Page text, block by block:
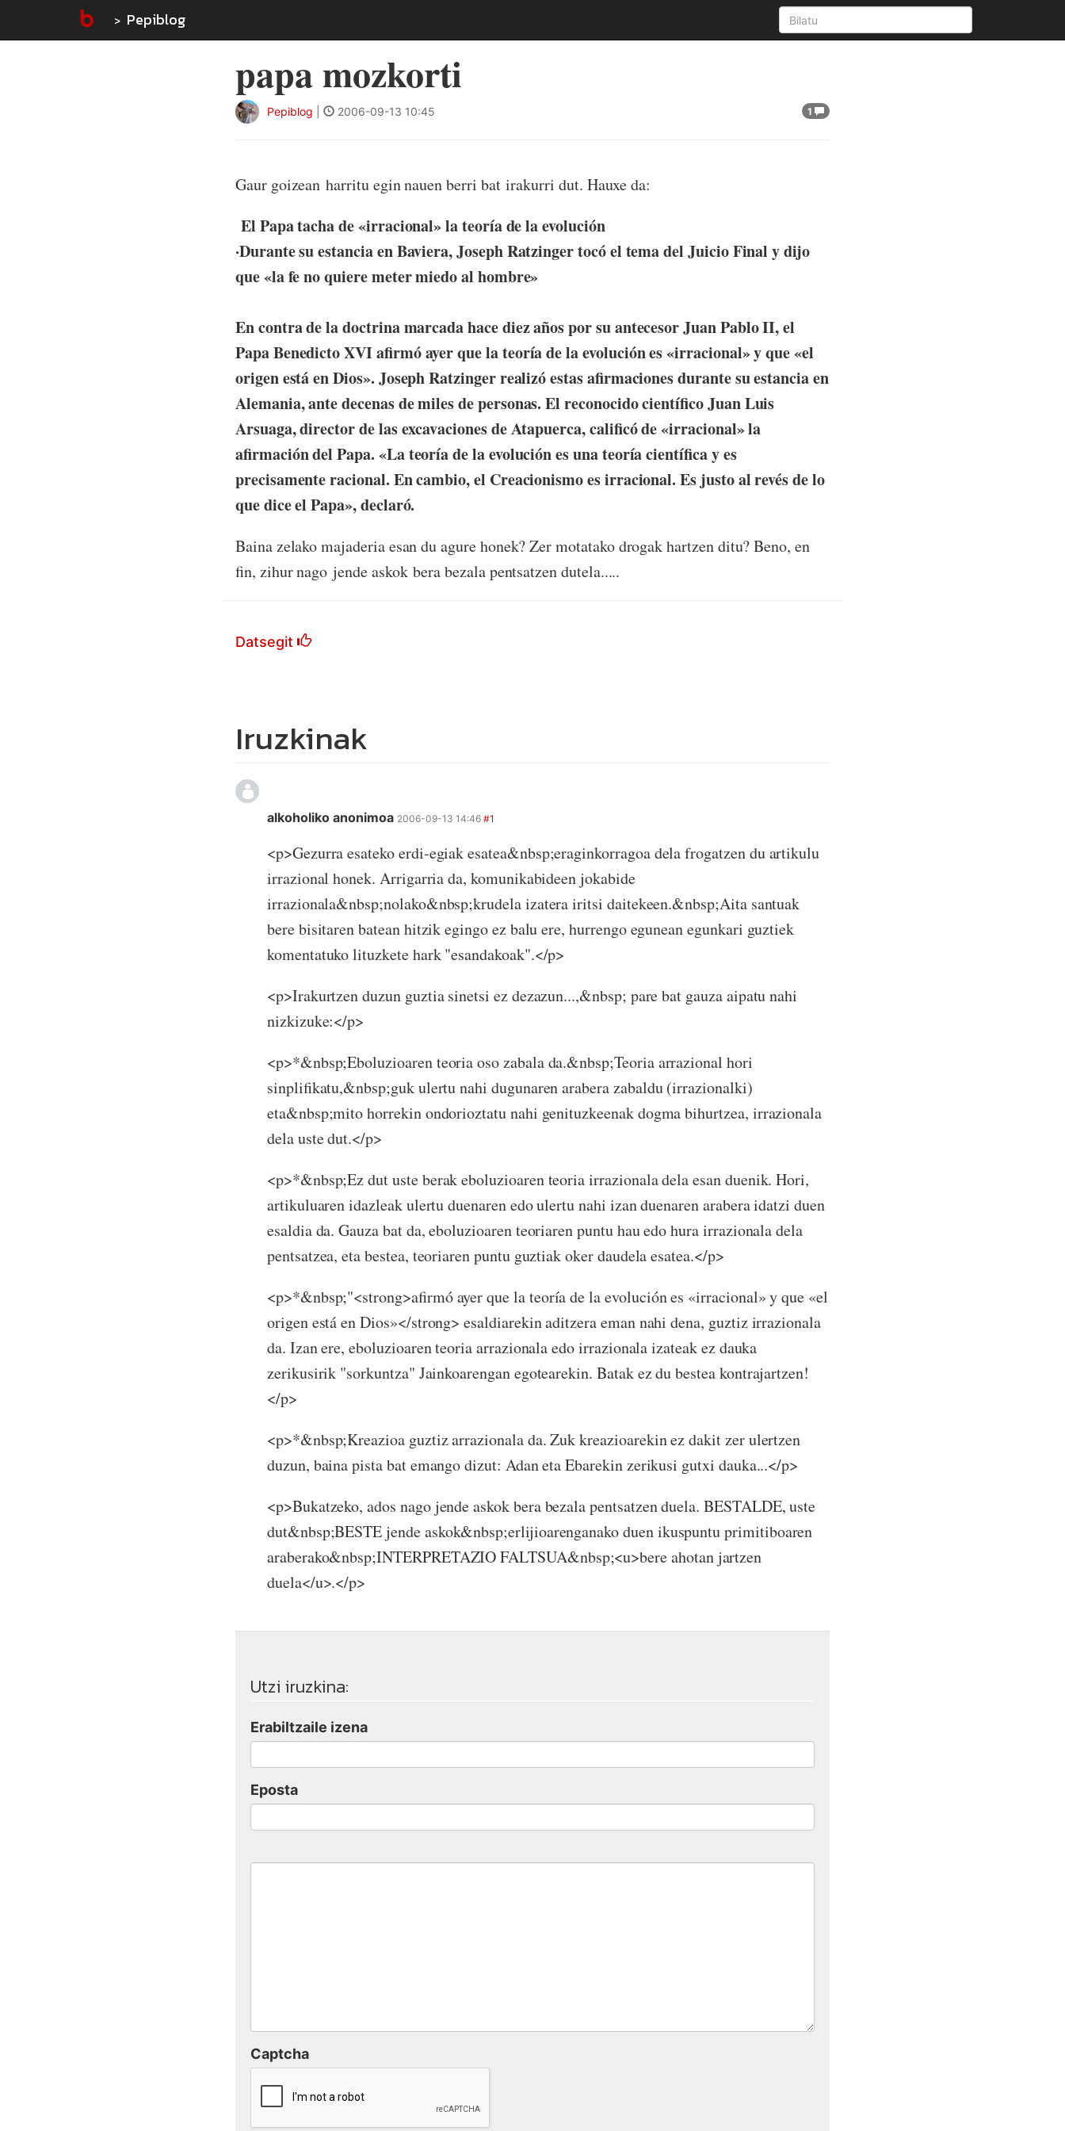
Pepiblog
papa mozkorti
Pepiblog 2006-09-13 10:45 1
Gaur goizean harritu egin nauen berri bat irakurri dut. Hauxe da:
El Papa tacha de «irracional» la teoría de la evolución
·Durante su estancia en Baviera, Joseph Ratzinger tocó el tema del Juicio Final y dijo
que «la fe no quiere meter miedo al hombre»
En contra de la doctrina marcada hace diez años por su antecesor Juan Pablo II, el
Papa Benedicto XVI afirmó ayer que la teoría de la evolución es «irracional» y que «el
origen está en Dios». Joseph Ratzinger realizó estas afirmaciones durante su estancia en
Alemania, ante decenas de miles de personas. El reconocido científico Juan Luis
Arsuaga, director de las excavaciones de Atapuerca, calificó de «irracional» la
afirmación del Papa. «La teoría de la evolución es una teoría científica y es
precisamente racional. En cambio, el Creacionismo es irracional. Es justo al revés de lo
que dice el Papa», declaró.
Baina zelako majaderia esan du agure honek? Zer motatako drogak hartzen ditu? Beno, en
fin, zihur nago jende askok bera bezala pentsatzen dutela.....
Datsegit
Iruzkinak
alkoholiko anonimoa 2006-09-13 14:46 #1
<p>Gezurra esateko erdi-egiak esatea&nbsp;eraginkorragoa dela frogatzen du artikulu
irrazional honek. Arrigarria da, komunikabideen jokabide
irrazionala&nbsp;nolako&nbsp;krudela izatera iritsi daitekeen.&nbsp;Aita santuak
bere bisitaren batean hitzik egingo ez balu ere, hurrengo egunean egunkari guztiek
komentatuko lituzkete hark "esandakoak".</p>
<p>Irakurtzen duzun guztia sinetsi ez dezazun...,&nbsp; pare bat gauza aipatu nahi
nizkizuke:</p>
<p>*&nbsp;Eboluzioaren teoria oso zabala da.&nbsp;Teoria arrazional hori
sinplifikatu,&nbsp;guk ulertu nahi dugunaren arabera zabaldu (irrazionalki)
eta&nbsp;mito horrekin ondorioztatu nahi genituzkeenak dogma bihurtzea, irrazionala
dela uste dut.</p>
<p>*&nbsp;Ez dut uste berak eboluzioaren teoria irrazionala dela esan duenik. Hori,
artikuluaren idazleak ulertu duenaren edo ulertu nahi izan duenaren arabera idatzi duen
esaldia da. Gauza bat da, eboluzioaren teoriaren puntu hau edo hura irrazionala dela
pentsatzea, eta bestea, teoriaren puntu guztiak oker daudela esatea.</p>
<p>*&nbsp;"<strong>afirmó ayer que la teoría de la evolución es «irracional» y que «el
origen está en Dios»</strong> esaldiarekin aditzera eman nahi dena, guztiz irrazionala
da. Izan ere, eboluzioaren teoria arrazionala edo irrazionala izateak ez dauka
zerikusirik "sorkuntza" Jainkoarengan egotearekin. Batak ez du bestea kontrajartzen!
</p>
<p>*&nbsp;Kreazioa guztiz arrazionala da. Zuk kreazioarekin ez dakit zer ulertzen
duzun, baina pista bat emango dizut: Adan eta Ebarekin zerikusi gutxi dauka...</p>
<p>Bukatzeko, ados nago jende askok bera bezala pentsatzen duela. BESTALDE, uste
dut&nbsp;BESTE jende askok&nbsp;erlijioarenganako duen ikuspuntu primitiboaren
araberako&nbsp;INTERPRETAZIO FALTSUA&nbsp;<u>bere ahotan jartzen
duela</u>.</p>
Utzi iruzkina:
Erabiltzaile izena
Eposta
Captcha